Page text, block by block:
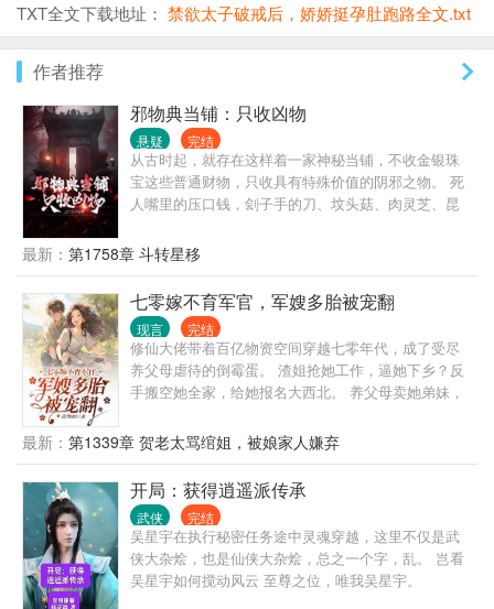
TXT全文下载地址： 禁欲太子破戒后，娇娇挺孕肚跑路全文.txt
作者推荐
邪物典当铺：只收凶物
悬疑 完结
从古时起，就存在这样着一家神秘当铺，不收金银珠
宝这些普通财物，只收具有特殊价值的阴邪之物。 死
人嘴里的压口钱，刽子手的刀、坟头菇、肉灵芝、昆
卖，便能变邪为宝：升官发财、消灾解难、甚至逆天
改命！ 某些深夜，这家当铺还有许多古怪的客人光
顾。 事物没有好坏之分，永不满足的只有人心......
最新： 第1758章 斗转星移
七零嫁不育军官，军嫂多胎被宠翻
现言 完结
修仙大佬带着百亿物资空间穿越七零年代，成了受尽
养父母虐待的倒霉蛋。 渣姐抢她工作，逼她下乡？反
手搬空她全家，给她报名大西北。 养父母卖她弟妹，
生女主抢她未婚夫，夺她的玉佩空间？空间拿来吧
你，机缘我占了，未婚夫送给你。 从此，顾绾绾享受
缺德人生，一路在癫的路上狂奔，直到下乡后被不育
军爷盯上了。 夫妻搭配，虐渣不累，你癫婆我癫公，
强强联手。 重生女主原以为抢走顾绾绾的未婚夫，就
能走上人生巅峰，取代她继承家产，成为首富官太
太。 结果炮灰顾绾绾不仅逆袭成为国家宠儿，还找到
亲生父母，替家人平反，携手年轻有为的兵王大佬，
最新： 第1339章 贺老太骂绾姐，被娘家人嫌弃
开局：获得逍遥派传承
武侠 完结
吴星宇在执行秘密任务途中灵魂穿越，这里不仅是武
侠大杂烩，也是仙侠大杂烩，总之一个字，乱。 岂看
吴星宇如何搅动风云 至尊之位，唯我吴星宇。